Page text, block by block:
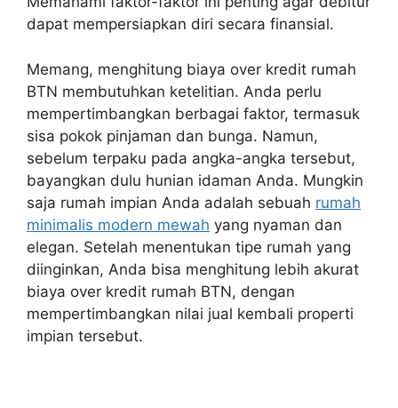
dapat mempersiapkan diri secara finansial.
Memang, menghitung biaya over kredit rumah
BTN membutuhkan ketelitian. Anda perlu
mempertimbangkan berbagai faktor, termasuk
sisa pokok pinjaman dan bunga. Namun,
sebelum terpaku pada angka-angka tersebut,
bayangkan dulu hunian idaman Anda. Mungkin
saja rumah impian Anda adalah sebuah rumah
minimalis modern mewah yang nyaman dan
elegan. Setelah menentukan tipe rumah yang
diinginkan, Anda bisa menghitung lebih akurat
biaya over kredit rumah BTN, dengan
mempertimbangkan nilai jual kembali properti
impian tersebut.